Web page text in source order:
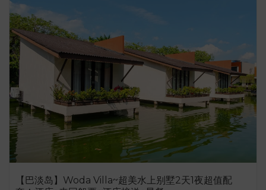
【巴淡岛】Woda Villa~超美水上别墅2天1夜超值配